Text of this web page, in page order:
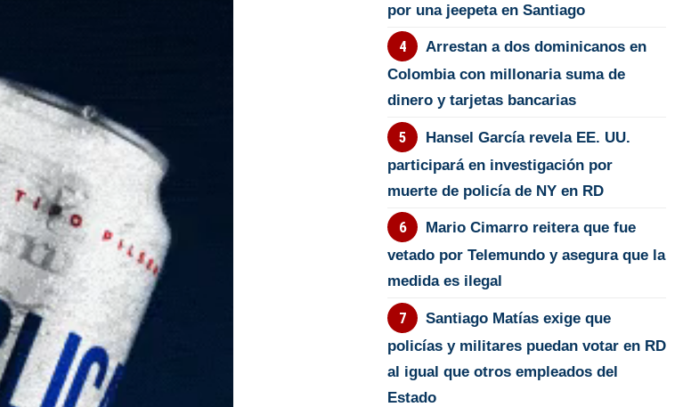
por una jeepeta en Santiago
Arrestan a dos dominicanos en
Colombia con millonaria suma de
dinero y tarjetas bancarias
Hansel García revela EE. UU.
participará en investigación por
muerte de policía de NY en RD
Mario Cimarro reitera que fue
vetado por Telemundo y asegura que la
medida es ilegal
Santiago Matías exige que
policías y militares puedan votar en RD
al igual que otros empleados del
Estado